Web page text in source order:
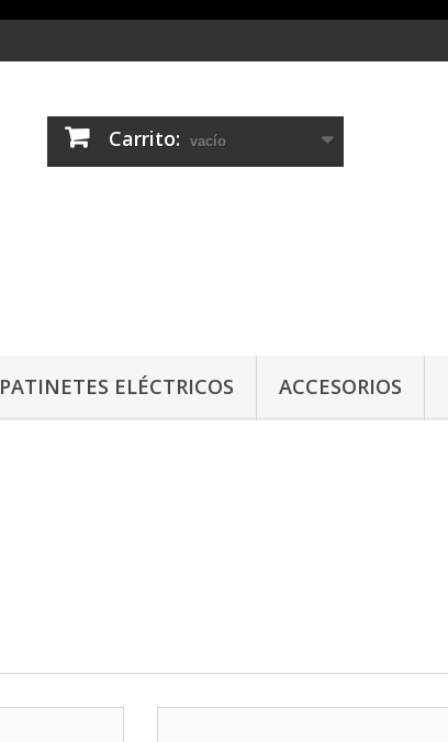
Carrito: vacío
PATINETES ELÉCTRICOS ACCESORIOS